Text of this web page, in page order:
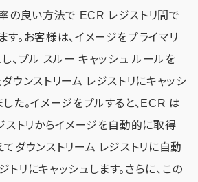
率の良い方法で ECR レジストリ間で
。お客様は、イメージをプライマリ
し、プル スルー キャッシュ ルールを
ウンストリーム レジストリにキャッシ
た。イメージをプルすると、ECR は
ストリからイメージを自動的に取得
てダウンストリーム レジストリに自動
リにキャッシュします。さらに、この